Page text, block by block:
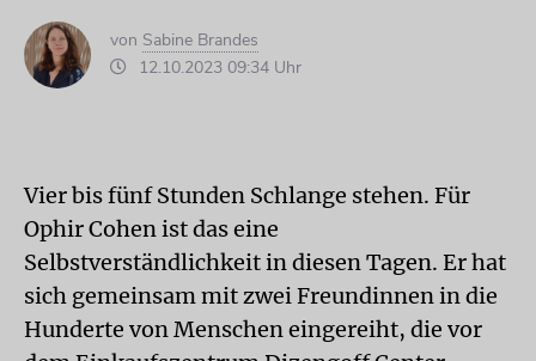
von Sabine Brandes
12.10.2023 09:34 Uhr
Vier bis fünf Stunden Schlange stehen. Für
Ophir Cohen ist das eine
Selbstverständlichkeit in diesen Tagen. Er hat
sich gemeinsam mit zwei Freundinnen in die
Hunderte von Menschen eingereiht, die vor